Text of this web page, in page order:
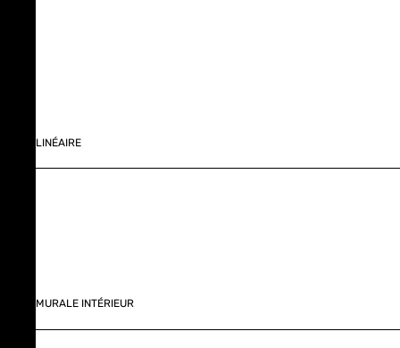
LINÉAIRE
MURALE INTÉRIEUR